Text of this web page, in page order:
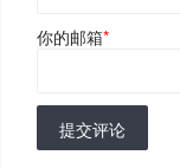
你的邮箱*
提交评论